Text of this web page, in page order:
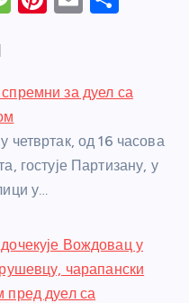
a
g
e
e
e
за дуел са
четвртак, од 16 часова
гостује Партизану, у
у…
Вождовац у
чарапански
пред дуел са